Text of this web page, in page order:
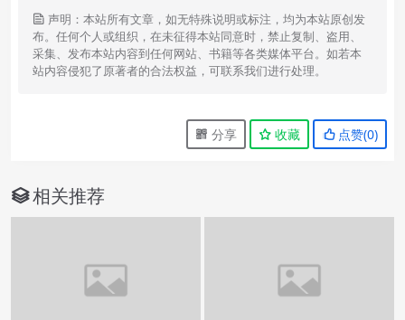
声明：本站所有文章，如无特殊说明或标注，均为本站原创发
布。任何个人或组织，在未征得本站同意时，禁止复制、盗用、
采集、发布本站内容到任何网站、书籍等各类媒体平台。如若本
站内容侵犯了原著者的合法权益，可联系我们进行处理。
分享 收藏 点赞(0)
相关推荐